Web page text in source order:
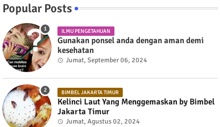
Popular Posts
ILMU PENGETAHUAN
Gunakan ponsel anda dengan aman demi
kesehatan
Jumat, September 06, 2024
BIMBEL JAKARTA TIMUR
Kelinci Laut Yang Menggemaskan by Bimbel
Jakarta Timur
Jumat, Agustus 02, 2024